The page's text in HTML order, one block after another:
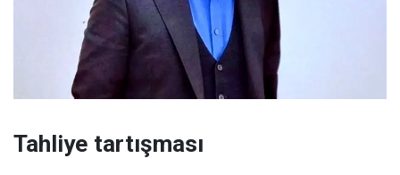
Tahliye tartışması